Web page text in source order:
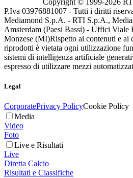
P.Iva 03976881007 - Tutti i diritti
Mediamond S.p.A. - RTI S.p.A.,
Amsterdam (Paesi Bassi) - Uffici Viale
Monzese (MI)Rispetto ai contenuti e ai
riprodotti è vietata ogni utilizzazione
sistemi di intelligenza artificiale
espresso di utilizzare mezzi
Legal
CorporatePrivacy PolicyCookie Policy
Media
Video
Foto
Live e Risultati
Live
Diretta Calcio
Risultati e Classifiche